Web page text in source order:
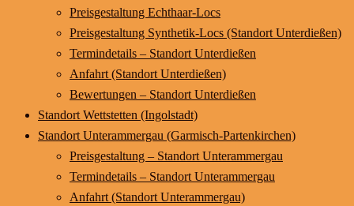
Preisgestaltung Echthaar-Locs
Preisgestaltung Synthetik-Locs (Standort Unterdießen)
Termindetails – Standort Unterdießen
Anfahrt (Standort Unterdießen)
Bewertungen – Standort Unterdießen
Standort Wettstetten (Ingolstadt)
Standort Unterammergau (Garmisch-Partenkirchen)
Preisgestaltung – Standort Unterammergau
Termindetails – Standort Unterammergau
Anfahrt (Standort Unterammergau)